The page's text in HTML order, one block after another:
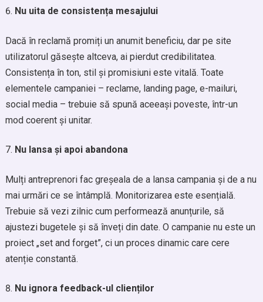
Nu uita de consistența mesajului
Dacă în reclamă promiți un anumit beneficiu, dar pe site
utilizatorul găsește altceva, ai pierdut credibilitatea.
Consistența în ton, stil și promisiuni este vitală. Toate
elementele campaniei – reclame, landing page, e-mailuri,
social media – trebuie să spună aceeași poveste, într-un
mod coerent și unitar.
Nu lansa și apoi abandona
Mulți antreprenori fac greșeala de a lansa campania și de a nu
mai urmări ce se întâmplă. Monitorizarea este esențială.
Trebuie să vezi zilnic cum performează anunțurile, să
ajustezi bugetele și să înveți din date. O campanie nu este un
proiect „set and forget”, ci un proces dinamic care cere
atenție constantă.
Nu ignora feedback-ul clienților